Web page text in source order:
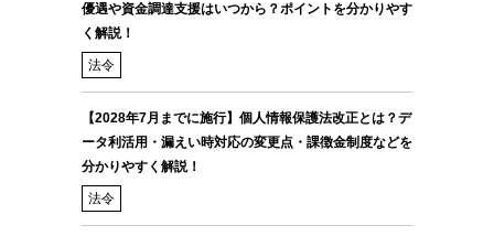
優遇や資金調達支援はいつから？ポイントを分かりやす
く解説！
法令
【2028年7月までに施行】個人情報保護法改正とは？デ
ータ利活用・漏えい時対応の変更点・課徴金制度などを
分かりやすく解説！
法令